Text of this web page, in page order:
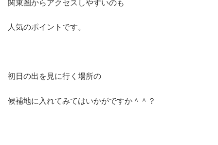
関東圏からアクセスしやすいのも
人気のポイントです。
初日の出を見に行く場所の
候補地に入れてみてはいかがですか＾＾？